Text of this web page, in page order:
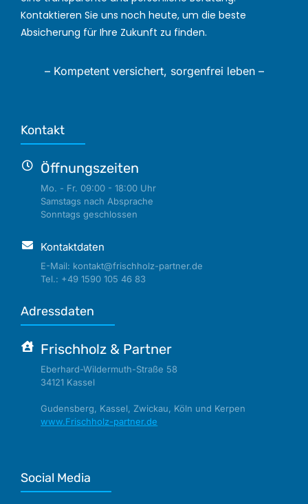
Kontaktieren Sie uns noch heute, um die beste
Absicherung für Ihre Zukunft zu finden.
– Kompetent versichert, sorgenfrei leben –
Kontakt
Öffnungszeiten
Mo. - Fr. 09:00 - 18:00 Uhr
Samstags nach Absprache
Sonntags geschlossen
Kontaktdaten
E-Mail: kontakt@frischholz-partner.de
Tel.: +49 1590 105 46 83
Adressdaten
Frischholz & Partner
Eberhard-Wildermuth-Straße 58
34121 Kassel
Gudensberg, Kassel, Zwickau, Köln und Kerpen
www.Frischholz-partner.de
Social Media